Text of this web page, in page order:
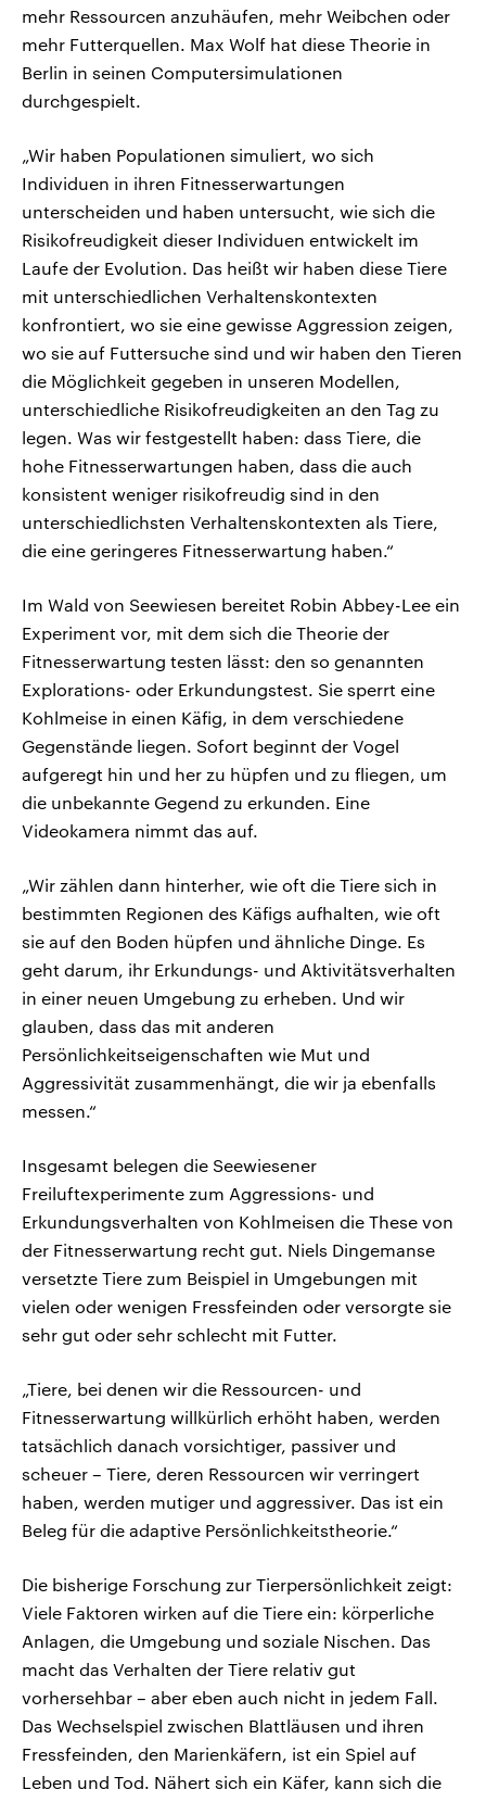
mehr Ressourcen anzuhäufen, mehr Weibchen oder
mehr Futterquellen. Max Wolf hat diese Theorie in
Berlin in seinen Computersimulationen
durchgespielt.
„Wir haben Populationen simuliert, wo sich
Individuen in ihren Fitnesserwartungen
unterscheiden und haben untersucht, wie sich die
Risikofreudigkeit dieser Individuen entwickelt im
Laufe der Evolution. Das heißt wir haben diese Tiere
mit unterschiedlichen Verhaltenskontexten
konfrontiert, wo sie eine gewisse Aggression zeigen,
wo sie auf Futtersuche sind und wir haben den Tieren
die Möglichkeit gegeben in unseren Modellen,
unterschiedliche Risikofreudigkeiten an den Tag zu
legen. Was wir festgestellt haben: dass Tiere, die
hohe Fitnesserwartungen haben, dass die auch
konsistent weniger risikofreudig sind in den
unterschiedlichsten Verhaltenskontexten als Tiere,
die eine geringeres Fitnesserwartung haben.“
Im Wald von Seewiesen bereitet Robin Abbey-Lee ein
Experiment vor, mit dem sich die Theorie der
Fitnesserwartung testen lässt: den so genannten
Explorations- oder Erkundungstest. Sie sperrt eine
Kohlmeise in einen Käfig, in dem verschiedene
Gegenstände liegen. Sofort beginnt der Vogel
aufgeregt hin und her zu hüpfen und zu fliegen, um
die unbekannte Gegend zu erkunden. Eine
Videokamera nimmt das auf.
„Wir zählen dann hinterher, wie oft die Tiere sich in
bestimmten Regionen des Käfigs aufhalten, wie oft
sie auf den Boden hüpfen und ähnliche Dinge. Es
geht darum, ihr Erkundungs- und Aktivitätsverhalten
in einer neuen Umgebung zu erheben. Und wir
glauben, dass das mit anderen
Persönlichkeitseigenschaften wie Mut und
Aggressivität zusammenhängt, die wir ja ebenfalls
messen.“
Insgesamt belegen die Seewiesener
Freiluftexperimente zum Aggressions- und
Erkundungsverhalten von Kohlmeisen die These von
der Fitnesserwartung recht gut. Niels Dingemanse
versetzte Tiere zum Beispiel in Umgebungen mit
vielen oder wenigen Fressfeinden oder versorgte sie
sehr gut oder sehr schlecht mit Futter.
„Tiere, bei denen wir die Ressourcen- und
Fitnesserwartung willkürlich erhöht haben, werden
tatsächlich danach vorsichtiger, passiver und
scheuer – Tiere, deren Ressourcen wir verringert
haben, werden mutiger und aggressiver. Das ist ein
Beleg für die adaptive Persönlichkeitstheorie.“
Die bisherige Forschung zur Tierpersönlichkeit zeigt:
Viele Faktoren wirken auf die Tiere ein: körperliche
Anlagen, die Umgebung und soziale Nischen. Das
macht das Verhalten der Tiere relativ gut
vorhersehbar – aber eben auch nicht in jedem Fall.
Das Wechselspiel zwischen Blattläusen und ihren
Fressfeinden, den Marienkäfern, ist ein Spiel auf
Leben und Tod. Nähert sich ein Käfer, kann sich die